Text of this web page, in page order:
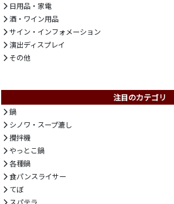
日用品・家電
酒・ワイン用品
サイン・インフォメーション
演出ディスプレイ
その他
注目のカテゴリ
鍋
シノワ・スープ漉し
攪拌機
やっとこ鍋
各種鍋
食パンスライサー
てぼ